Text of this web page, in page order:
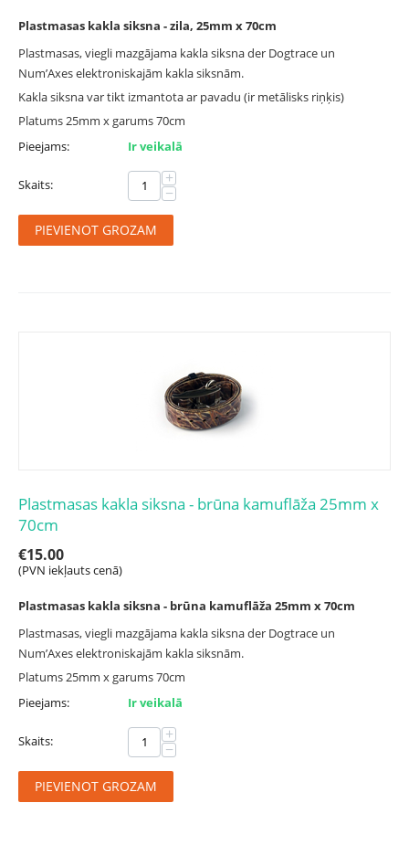
Plastmasas kakla siksna - zila, 25mm x 70cm
Plastmasas, viegli mazgājama kakla siksna der Dogtrace un
Num’Axes elektroniskajām kakla siksnām.
Kakla siksna var tikt izmantota ar pavadu (ir metālisks riņķis)
Platums 25mm x garums 70cm
Pieejams:
Ir veikalā
Skaits: +
−
PIEVIENOT GROZAM
Plastmasas kakla siksna - brūna kamuflāža 25mm x
70cm
€15.00
(PVN iekļauts cenā)
Plastmasas kakla siksna - brūna kamuflāža 25mm x 70cm
Plastmasas, viegli mazgājama kakla siksna der Dogtrace un
Num’Axes elektroniskajām kakla siksnām.
Platums 25mm x garums 70cm
Pieejams:
Ir veikalā
Skaits: +
−
PIEVIENOT GROZAM